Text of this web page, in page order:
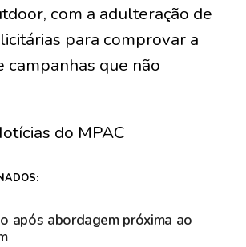
com a adulteração de
para comprovar a
campanhas que não
do MPAC
após abordagem próxima ao